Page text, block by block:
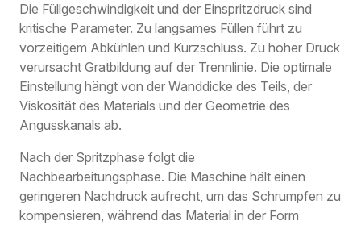
Die Füllgeschwindigkeit und der Einspritzdruck sind
kritische Parameter. Zu langsames Füllen führt zu
vorzeitigem Abkühlen und Kurzschluss. Zu hoher Druck
verursacht Gratbildung auf der Trennlinie. Die optimale
Einstellung hängt von der Wanddicke des Teils, der
Viskosität des Materials und der Geometrie des
Angusskanals ab.
Nach der Spritzphase folgt die
Nachbearbeitungsphase. Die Maschine hält einen
geringeren Nachdruck aufrecht, um das Schrumpfen zu
kompensieren, während das Material in der Form